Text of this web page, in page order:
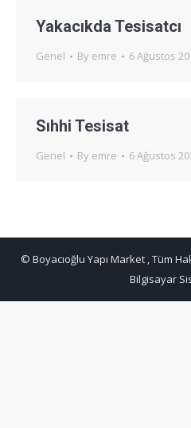
Yakacıkda Tesisatcı
Genel By emre 6 Ağustos
Sıhhi Tesisat
Genel By emre 6 Ağustos
© Boyacıoğlu Yapı Market , Tüm
Bilgisayar